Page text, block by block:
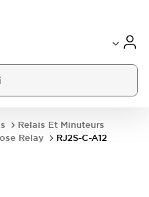
Relais Et Minuteurs
Relay RJ2S-C-A12